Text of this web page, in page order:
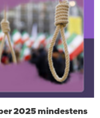
2025 mindestens